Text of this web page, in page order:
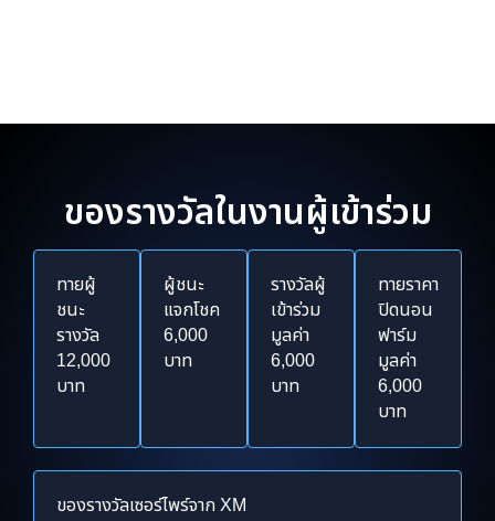
ของรางวัลในงานผู้เข้าร่วม
ทายผู้
ชนะ
รางวัล
12,000
บาท
ผู้ชนะ
แจกโชค
6,000
บาท
รางวัลผู้
เข้าร่วม
มูลค่า
6,000
บาท
ทายราคา
ปิดนอน
ฟาร์ม
มูลค่า
6,000
บาท
ของรางวัลเซอร์ไพร์จาก XM